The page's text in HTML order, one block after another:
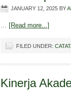
JANUARY 12, 2025 BY
… [Read more...]
FILED UNDER:
Kinerja